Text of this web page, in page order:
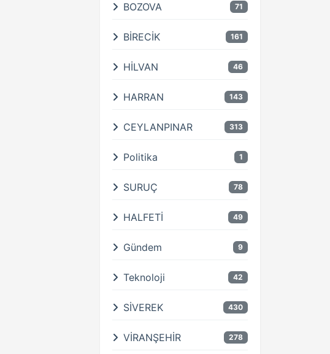
BOZOVA 71
BİRECİK 161
HİLVAN 46
HARRAN 143
CEYLANPINAR 313
Politika 1
SURUÇ 78
HALFETİ 49
Gündem 9
Teknoloji 42
SİVEREK 430
VİRANŞEHİR 278